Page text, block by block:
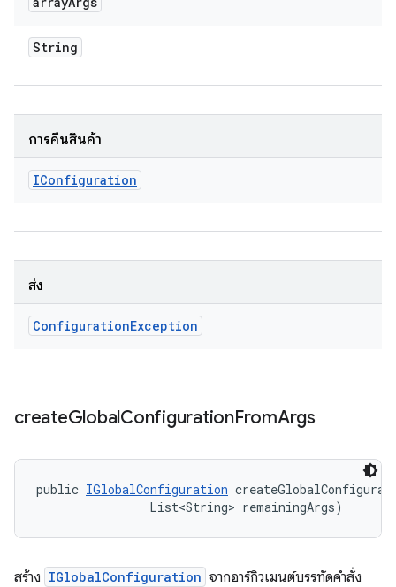
String
การคืนสินค้า
IConfiguration
ส่ง
ConfigurationException
createGlobalConfigurationFromArgs
public IGlobalConfiguration
                List<String> remainingArgs)
สร้าง IGlobalConfiguration จากอาร์กิวเมนต์บรรทัดคำสั่ง